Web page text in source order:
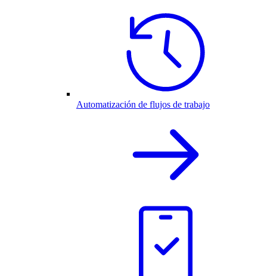
Automatización de flujos de trabajo